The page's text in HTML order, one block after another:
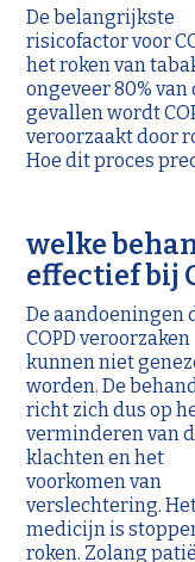
De belangrijkste
risicofactor voor
het roken van
ongeveer 80% van
gevallen wordt
veroorzaakt door
Hoe dit proces
welke
effectief bij
De aandoeningen
COPD veroorzaken
kunnen niet
worden. De
richt zich dus op
verminderen van
klachten en het
voorkomen van
verslechtering.
medicijn is
roken. Zolang